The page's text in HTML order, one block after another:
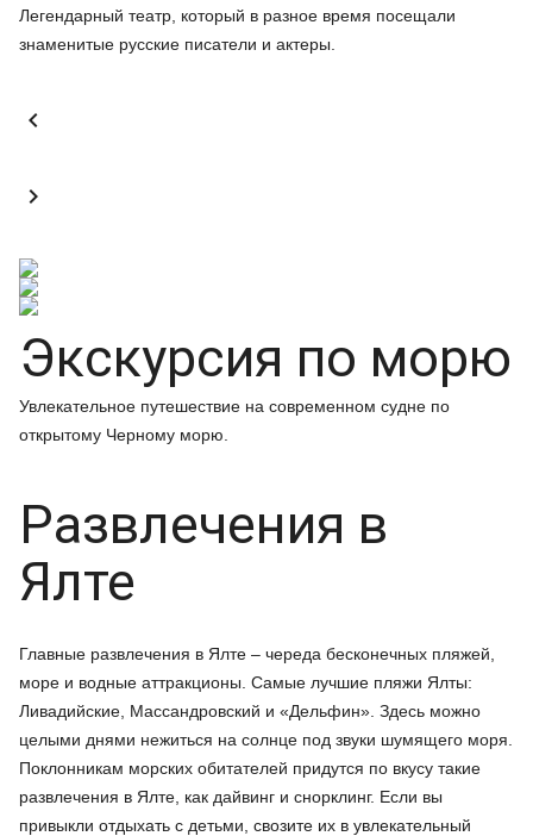
Легендарный театр, который в разное время посещали
знаменитые русские писатели и актеры.


Экскурсия по морю
Увлекательное путешествие на современном судне по
открытому Черному морю.
Развлечения в
Ялте
Главные развлечения в Ялте – череда бесконечных пляжей,
море и водные аттракционы. Самые лучшие пляжи Ялты:
Ливадийские, Массандровский и «Дельфин». Здесь можно
целыми днями нежиться на солнце под звуки шумящего моря.
Поклонникам морских обитателей придутся по вкусу такие
развлечения в Ялте, как дайвинг и снорклинг. Если вы
привыкли отдыхать с детьми, свозите их в увлекательный